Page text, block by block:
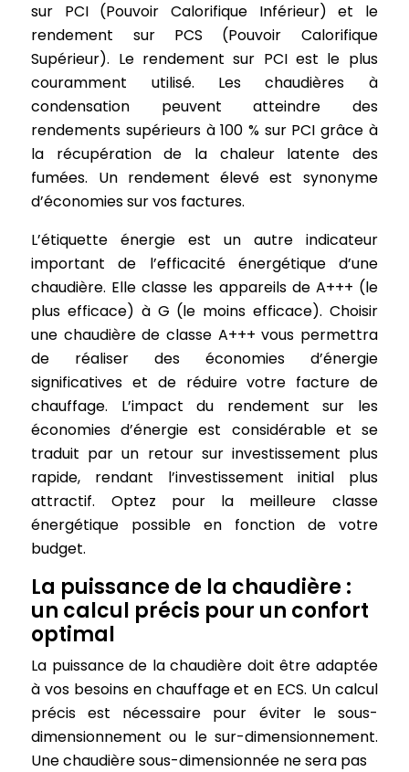
sur PCI (Pouvoir Calorifique Inférieur) et le
rendement sur PCS (Pouvoir Calorifique
Supérieur). Le rendement sur PCI est le plus
couramment utilisé. Les chaudières à
condensation peuvent atteindre des
rendements supérieurs à 100 % sur PCI grâce à
la récupération de la chaleur latente des
fumées. Un rendement élevé est synonyme
d’économies sur vos factures.
L’étiquette énergie est un autre indicateur
important de l’efficacité énergétique d’une
chaudière. Elle classe les appareils de A+++ (le
plus efficace) à G (le moins efficace). Choisir
une chaudière de classe A+++ vous permettra
de réaliser des économies d’énergie
significatives et de réduire votre facture de
chauffage. L’impact du rendement sur les
économies d’énergie est considérable et se
traduit par un retour sur investissement plus
rapide, rendant l’investissement initial plus
attractif. Optez pour la meilleure classe
énergétique possible en fonction de votre
budget.
La puissance de la chaudière :
un calcul précis pour un confort
optimal
La puissance de la chaudière doit être adaptée
à vos besoins en chauffage et en ECS. Un calcul
précis est nécessaire pour éviter le sous-
dimensionnement ou le sur-dimensionnement.
Une chaudière sous-dimensionnée ne sera pas